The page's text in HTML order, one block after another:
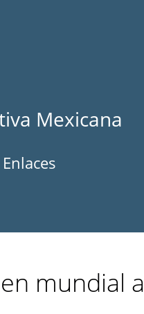
Mexicana
Enlaces
mundial a